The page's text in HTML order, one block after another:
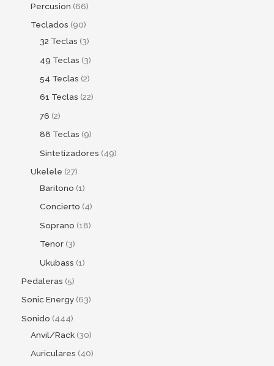
Percusion 66
Teclados 90
32 Teclas 3
49 Teclas 3
54 Teclas 2
61 Teclas 22
76 2
88 Teclas 9
Sintetizadores 49
Ukelele 27
Baritono 1
Concierto 4
Soprano 18
Tenor 3
Ukubass 1
Pedaleras 5
Sonic Energy 63
Sonido 444
Anvil/Rack 30
Auriculares 40